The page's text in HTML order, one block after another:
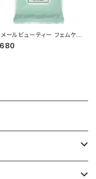
ールビューティー フェムケア
ト 10枚